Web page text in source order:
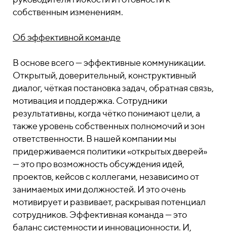
собственным изменениям.
Об эффективной команде
В основе всего — эффективные коммуникации.
Открытый, доверительный, конструктивный
диалог, чёткая постановка задач, обратная связь,
мотивация и поддержка. Сотрудники
результативны, когда чётко понимают цели, а
также уровень собственных полномочий и зон
ответственности. В нашей компании мы
придерживаемся политики «открытых дверей»
— это про возможность обсуждения идей,
проектов, кейсов с коллегами, независимо от
занимаемых ими должностей. И это очень
мотивирует и развивает, раскрывая потенциал
сотрудников. Эффективная команда — это
баланс системности и инновационности. И,